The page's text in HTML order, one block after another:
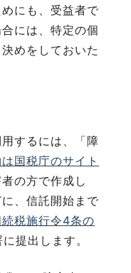
にも、受益者で
には、特定の個
めをしておいた
するには、「障
国税庁のサイト
の方で作成し
、信託開始まで
続税施行令4条の
提出します。